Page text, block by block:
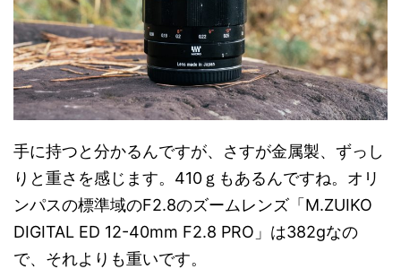
手に持つと分かるんですが、さすが金属製、ずっし
りと重さを感じます。410ｇもあるんですね。オリ
ンパスの標準域のF2.8のズームレンズ「M.ZUIKO
DIGITAL ED 12-40mm F2.8 PRO」は382gなの
で、それよりも重いです。